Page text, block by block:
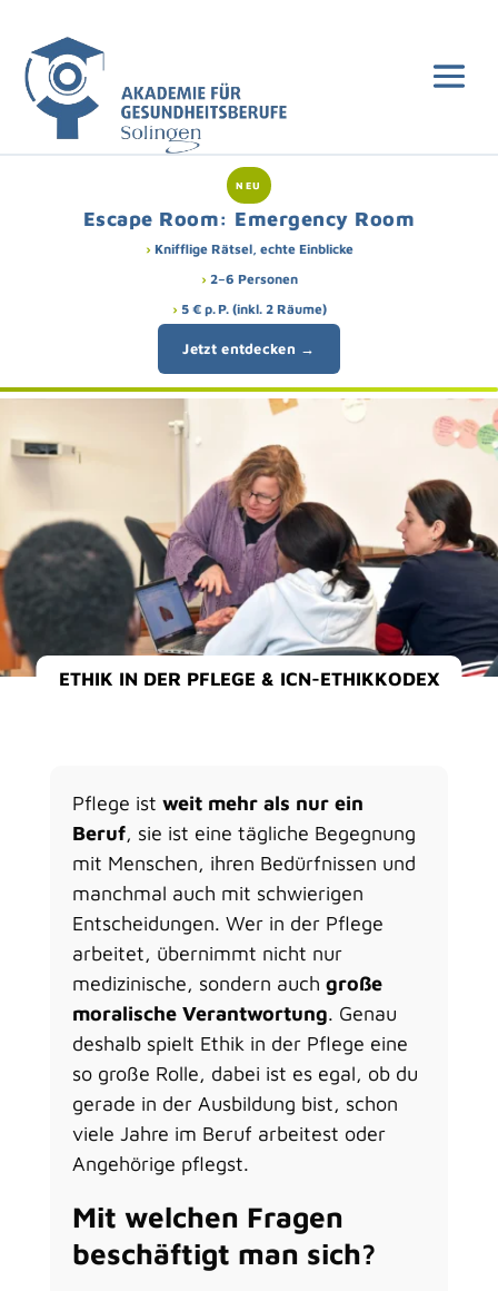
Navigation
springen
NEU
Escape Room: Emergency Room
Knifflige Rätsel, echte Einblicke
2–6 Personen
5 € p. P. (inkl. 2 Räume)
Jetzt entdecken →
ETHIK IN DER PFLEGE & ICN-ETHIKKODEX
Pflege ist weit mehr als nur ein
Beruf, sie ist eine tägliche Begegnung
mit Menschen, ihren Bedürfnissen und
manchmal auch mit schwierigen
Entscheidungen. Wer in der Pflege
arbeitet, übernimmt nicht nur
medizinische, sondern auch große
moralische Verantwortung. Genau
deshalb spielt Ethik in der Pflege eine
so große Rolle, dabei ist es egal, ob du
gerade in der Ausbildung bist, schon
viele Jahre im Beruf arbeitest oder
Angehörige pflegst.
Mit welchen Fragen
beschäftigt man sich?